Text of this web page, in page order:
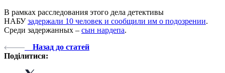
В рамках расследования этого дела детективы
НАБУзадержали 10 человек и сообщили им о подозрении.
Среди задержанных – сын нардепа.
Назад до статей
Поділитися: